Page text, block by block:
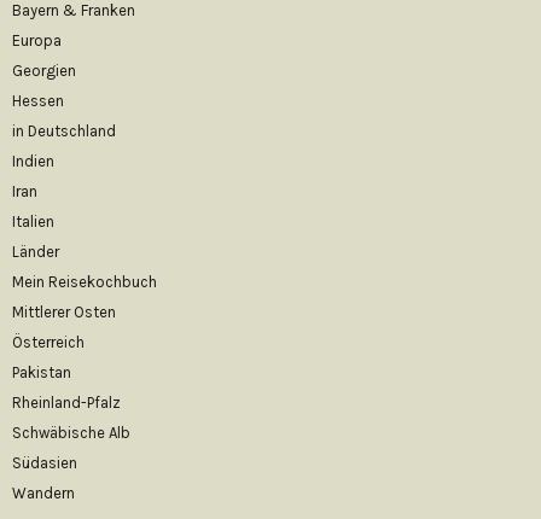
Bayern & Franken
Europa
Georgien
Hessen
in Deutschland
Indien
Iran
Italien
Länder
Mein Reisekochbuch
Mittlerer Osten
Österreich
Pakistan
Rheinland-Pfalz
Schwäbische Alb
Südasien
Wandern